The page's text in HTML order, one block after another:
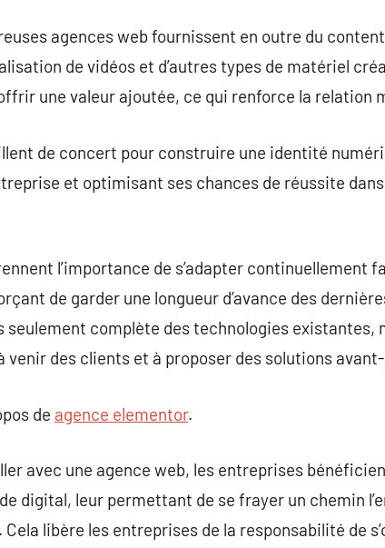
agences web fournissent en outre du
de vidéos et d’autres types de matériel
une valeur ajoutée, ce qui renforce la relation
de concert pour construire une identité
et optimisant ses chances de réussite
l’importance de s’adapter continuellement
de garder une longueur d’avance des
seulement complète des technologies existantes,
venir des clients et à proposer des solutions
de agence elementor.
avec une agence web, les entreprises
digital, leur permettant de se frayer un chemin
libère les entreprises de la responsabilité de